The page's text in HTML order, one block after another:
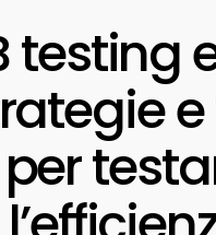
testing
per